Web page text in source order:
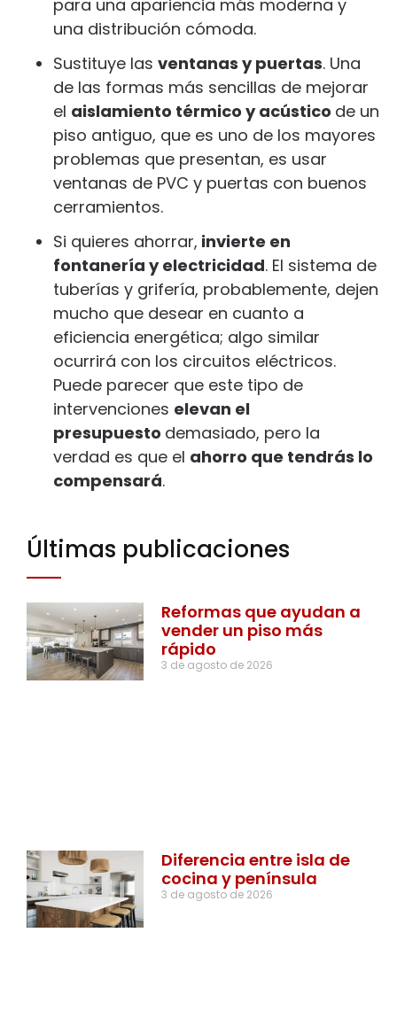
para una apariencia más moderna y
una distribución cómoda.
Sustituye las ventanas y puertas. Una
de las formas más sencillas de mejorar
el aislamiento térmico y acústico de un
piso antiguo, que es uno de los mayores
problemas que presentan, es usar
ventanas de PVC y puertas con buenos
cerramientos.
Si quieres ahorrar, invierte en
fontanería y electricidad. El sistema de
tuberías y grifería, probablemente, dejen
mucho que desear en cuanto a
eficiencia energética; algo similar
ocurrirá con los circuitos eléctricos.
Puede parecer que este tipo de
intervenciones elevan el
presupuesto demasiado, pero la
verdad es que el ahorro que tendrás lo
compensará.
Últimas publicaciones
Reformas que ayudan a
vender un piso más
rápido
3 de agosto de 2026
Diferencia entre isla de
cocina y península
3 de agosto de 2026